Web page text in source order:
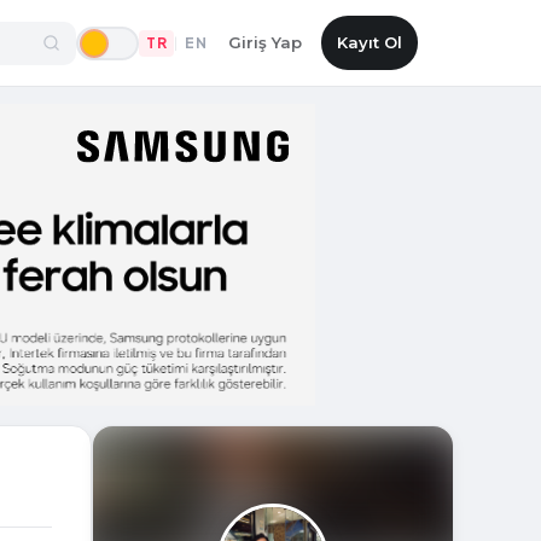
TR EN Giriş Yap Kayıt Ol